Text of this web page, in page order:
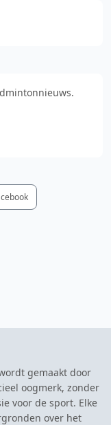
gemaakt door
oogmerk, zonder
voor de sport. Elke
over het